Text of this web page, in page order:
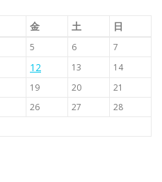
金 土 日
5 6
7
12 13
14
19 20
21
26 27
28